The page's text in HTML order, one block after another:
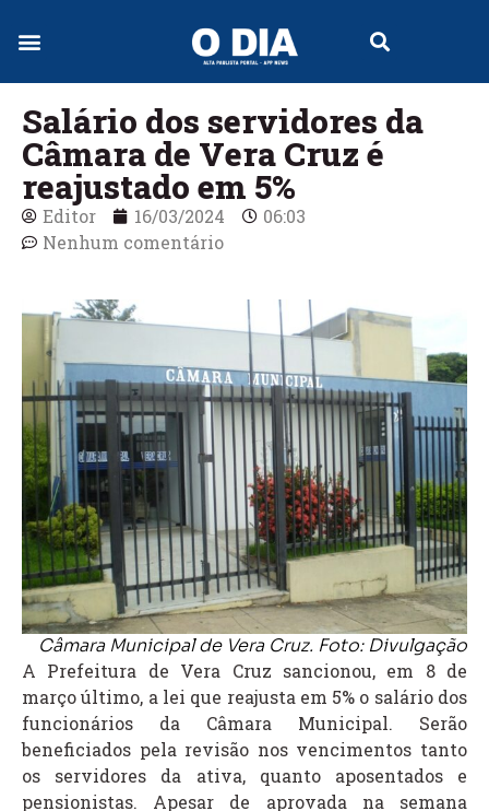
Salário dos servidores da
Câmara de Vera Cruz é
reajustado em 5%
Editor 16/03/2024
06:03
Nenhum comentário
Câmara Municipal de Vera Cruz. Foto: Divulgação
A Prefeitura de Vera Cruz sancionou, em 8 de
março último, a lei que reajusta em 5% o salário dos
funcionários da Câmara Municipal. Serão
beneficiados pela revisão nos vencimentos tanto
os servidores da ativa, quanto aposentados e
pensionistas. Apesar de aprovada na semana